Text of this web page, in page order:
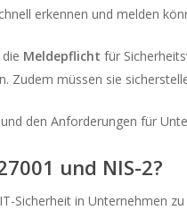
erkennen und melden
Meldepflicht für
Zudem müssen sie
den Anforderungen für
und NIS-2?
Sicherheit in Unternehmen